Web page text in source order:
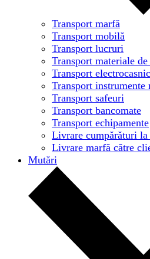
Transport marfă
Transport mobilă
Transport lucruri
Transport materiale
Transport
Transport instrumente
Transport safeuri
Transport bancomate
Transport echipamente
Livrare cumpărături
Livrare marfă către
Mutări